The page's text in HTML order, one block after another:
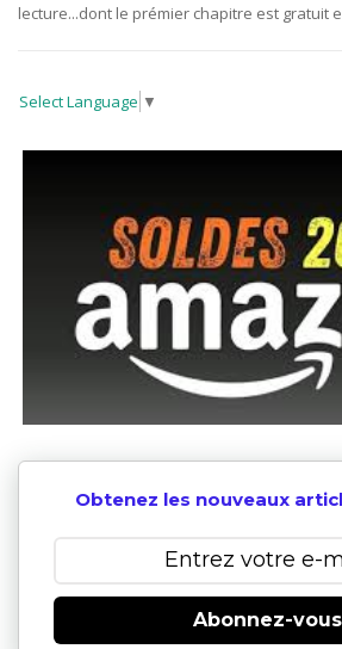
lecture...dont le prémier chapitre est gratuit
Select Language ▼
Obtenez les nouveaux
Abonnez-vous